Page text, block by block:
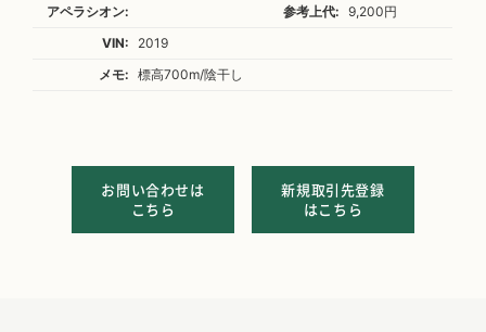
アペラシオン: 参考上代:
9,200円
VIN:
2019
メモ:
標高700m/陰干し
お問い合わせは
こちら
新規取引先登録
はこちら